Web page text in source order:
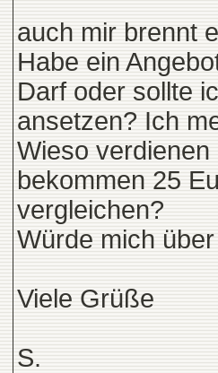
auch mir brennt
Habe ein
Darf oder sollte
ansetzen? Ich
Wieso
bekommen 25
vergleichen?
Würde mich
Viele Grüße
S.